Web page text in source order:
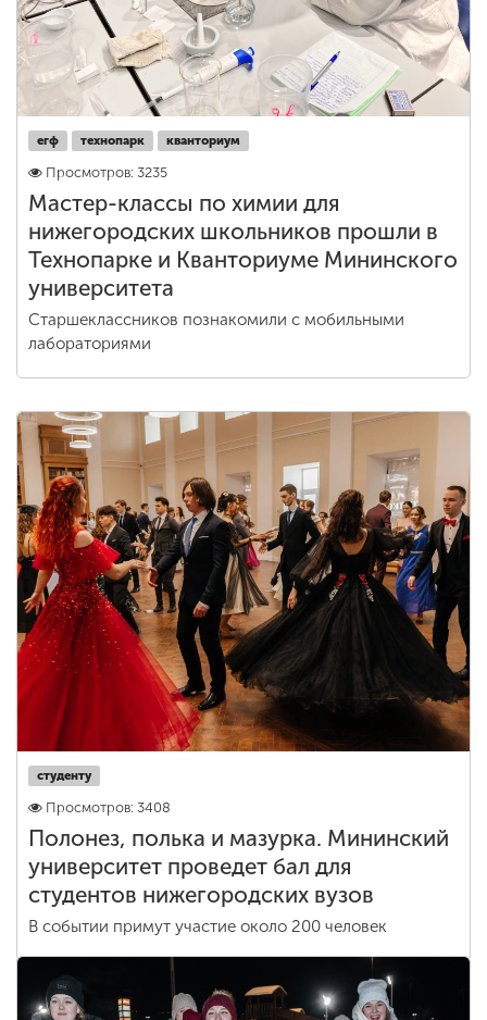
егф технопарк кванториум
Просмотров: 3235
Мастер-классы по химии для
нижегородских школьников прошли в
Технопарке и Кванториуме Мининского
университета
Старшеклассников познакомили с мобильными
лабораториями
студенту
Просмотров: 3408
Полонез, полька и мазурка. Мининский
университет проведет бал для
студентов нижегородских вузов
В событии примут участие около 200 человек